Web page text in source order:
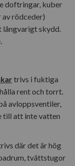
doftringar, kuber
rödceder)
skydd.
trivs i fuktiga
rent och torrt.
avloppsventiler,
till att inte vatten
där det är hög
tvättstugor